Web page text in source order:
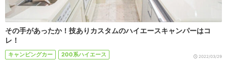
その手があったか！技ありカスタムのハイエースキャンパーはコ
レ！
キャンピングカー 200系ハイエース 2022/03/29